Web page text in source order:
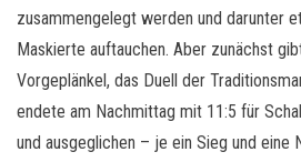
zusammengelegt werden und darunter
Maskierte auftauchen. Aber zunächst
Vorgeplänkel, das Duell der
endete am Nachmittag mit 11:5 für
und ausgeglichen – je ein Sieg und eine